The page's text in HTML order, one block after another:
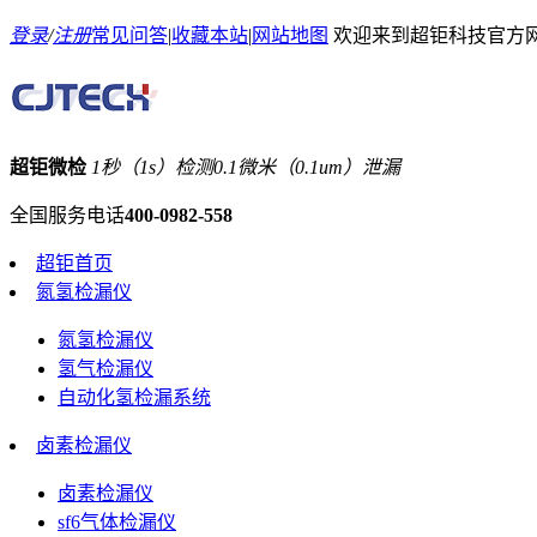
登录/注册常见问答|收藏本站| 网站地图 欢迎来到超钜科技官方
超钜微检 1秒（1s）检测0.1微米（0.1um）泄漏
全国服务电话400-0982-558
超钜首页
氮氢检漏仪
氮氢检漏仪
氢气检漏仪
自动化氢检漏系统
卤素检漏仪
卤素检漏仪
sf6气体检漏仪